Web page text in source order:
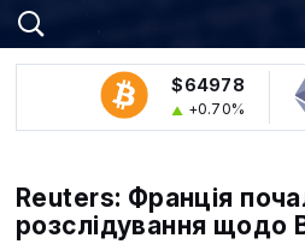
$64978
+0.70%
Reuters: Франція
розслідування щодо